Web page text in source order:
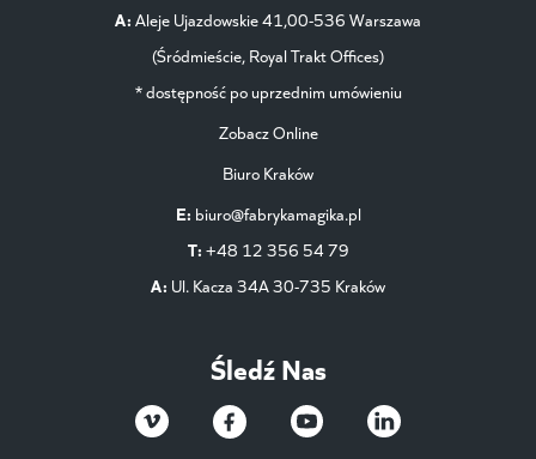
A: Aleje Ujazdowskie 41,00-536 Warszawa
(Śródmieście, Royal Trakt Offices)
* dostępność po uprzednim umówieniu
Zobacz Online
Biuro Kraków
E: biuro@fabrykamagika.pl
T: +48 12 356 54 79
A: Ul. Kacza 34A 30-735 Kraków
Śledź Nas